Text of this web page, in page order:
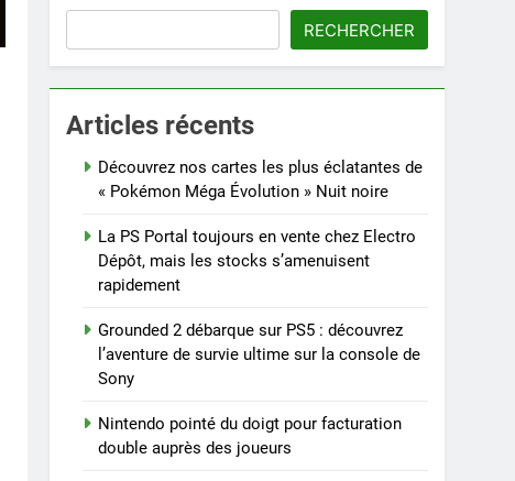
RECHERCHER
Articles récents
Découvrez nos cartes les plus éclatantes de
« Pokémon Méga Évolution » Nuit noire
La PS Portal toujours en vente chez Electro
Dépôt, mais les stocks s’amenuisent
rapidement
Grounded 2 débarque sur PS5 : découvrez
l’aventure de survie ultime sur la console de
Sony
Nintendo pointé du doigt pour facturation
double auprès des joueurs